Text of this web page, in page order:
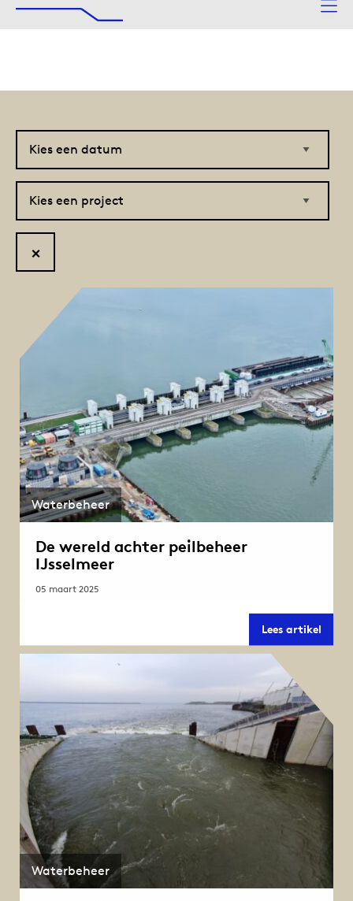
Naar hoofdinhoud
De Afsluitdijk
datum
project
Reset
filter
De wereld achter peilbeheer
IJsselmeer
05 maart 2025
Lees artikelDe
Waterbeheer
Waterbeheer